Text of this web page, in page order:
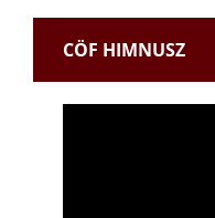
CÖF HIMNUSZ